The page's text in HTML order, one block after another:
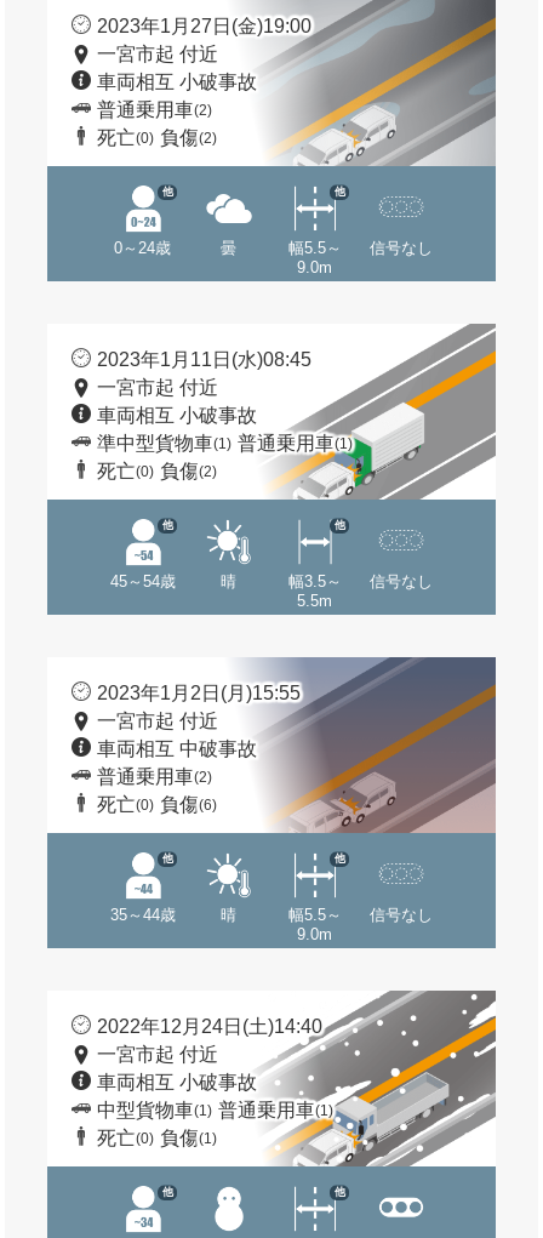
2023年1月27日(金)19:00
一宮市起 付近
車両相互 小破事故
普通乗用車(2)
死亡(0) 負傷(2)
0～24歳
他
曇
幅5.5～
9.0m
他
信号なし
2023年1月11日(水)08:45
一宮市起 付近
車両相互 小破事故
準中型貨物車(1) 普通乗用車(1)
死亡(0) 負傷(2)
45～54歳
他
晴
幅3.5～
5.5m
他
信号なし
2023年1月2日(月)15:55
一宮市起 付近
車両相互 中破事故
普通乗用車(2)
死亡(0) 負傷(6)
35～44歳
他
晴
幅5.5～
9.0m
他
信号なし
2022年12月24日(土)14:40
一宮市起 付近
車両相互 小破事故
中型貨物車(1) 普通乗用車(1)
死亡(0) 負傷(1)
他 他